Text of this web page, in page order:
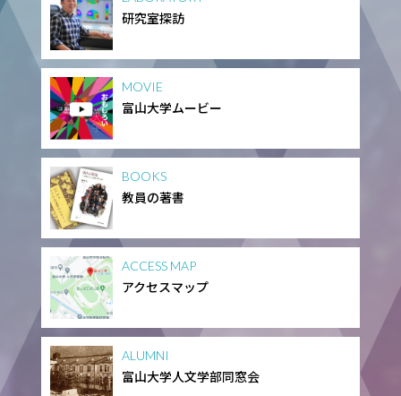
研究室探訪
MOVIE
富山大学ムービー
BOOKS
教員の著書
ACCESS MAP
アクセスマップ
ALUMNI
富山大学人文学部同窓会